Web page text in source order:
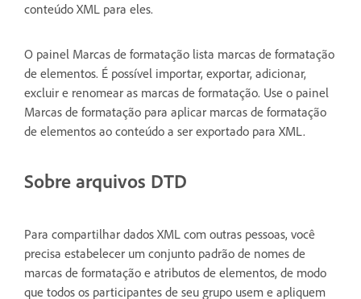
conteúdo XML para eles.
O painel Marcas de formatação lista marcas de formatação
de elementos. É possível importar, exportar, adicionar,
excluir e renomear as marcas de formatação. Use o painel
Marcas de formatação para aplicar marcas de formatação
de elementos ao conteúdo a ser exportado para XML.
Sobre arquivos DTD
Para compartilhar dados XML com outras pessoas, você
precisa estabelecer um conjunto padrão de nomes de
marcas de formatação e atributos de elementos, de modo
que todos os participantes de seu grupo usem e apliquem